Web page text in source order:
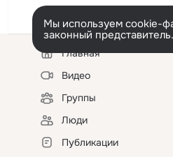
Мы используем cookie-
законный представитель.
Левая
колонкаГлавная
Видео
Группы
Люди
Публикации